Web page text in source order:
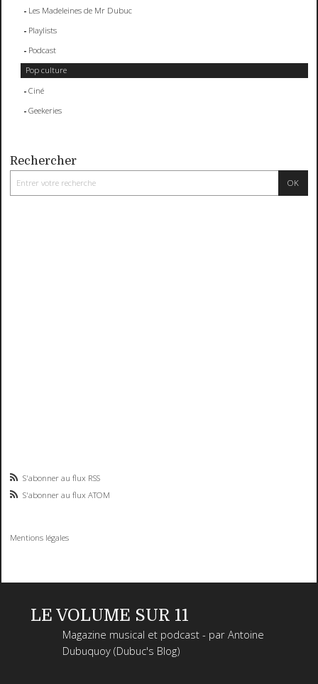
Les Madeleines de Mr Dubuc
Playlists
Podcast
Pop culture
Ciné
Geekeries
Rechercher
S'abonner au flux RSS
S'abonner au flux ATOM
Mentions légales
LE VOLUME SUR 11
Magazine musical et podcast - par Antoine
Dubuquoy (Dubuc's Blog)